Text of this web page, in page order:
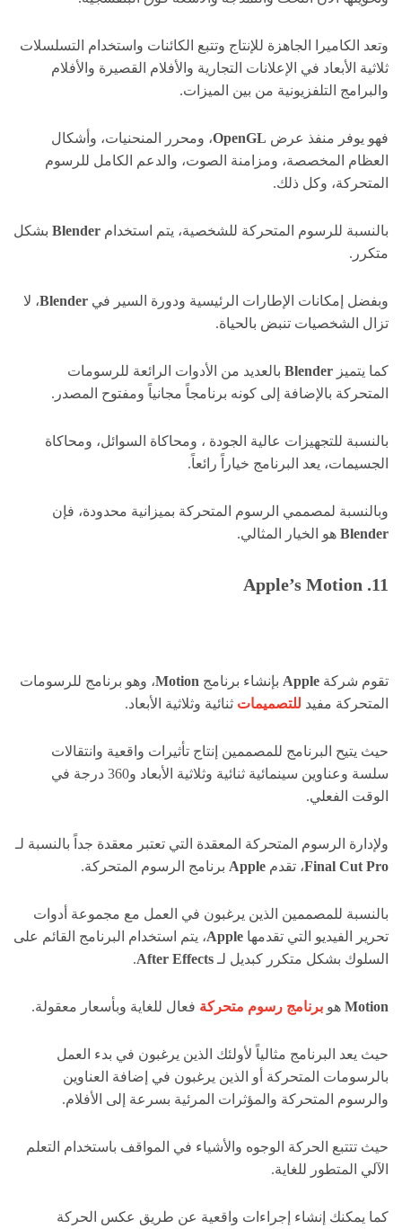
وتعد الكاميرا الجاهزة للإنتاج وتتبع الكائنات واستخدام التسلسلات
ثلاثية الأبعاد في الإعلانات التجارية والأفلام القصيرة والأفلام
والبرامج التلفزيونية من بين الميزات.
فهو يوفر منفذ عرض OpenGL، ومحرر المنحنيات، وأشكال
العظام المخصصة، ومزامنة الصوت، والدعم الكامل للرسوم
المتحركة، وكل ذلك.
بالنسبة للرسوم المتحركة للشخصية، يتم استخدام Blender بشكل
متكرر.
وبفضل إمكانات الإطارات الرئيسية ودورة السير في Blender، لا
تزال الشخصيات تنبض بالحياة.
كما يتميز Blender بالعديد من الأدوات الرائعة للرسومات
المتحركة بالإضافة إلى كونه برنامجاً مجانياً ومفتوح المصدر.
بالنسبة للتجهيزات عالية الجودة ، ومحاكاة السوائل، ومحاكاة
الجسيمات، يعد البرنامج خياراً رائعاً.
وبالنسبة لمصممي الرسوم المتحركة بميزانية محدودة، فإن
Blender هو الخيار المثالي.
11. Apple’s Motion
تقوم شركة Apple بإنشاء برنامج Motion، وهو برنامج للرسومات
المتحركة مفيد للتصميمات ثنائية وثلاثية الأبعاد.
حيث يتيح البرنامج للمصممين إنتاج تأثيرات واقعية وانتقالات
سلسة وعناوين سينمائية ثنائية وثلاثية الأبعاد و360 درجة في
الوقت الفعلي.
ولإدارة الرسوم المتحركة المعقدة التي تعتبر معقدة جداً بالنسبة لـ
Final Cut Pro، تقدم Apple برنامج الرسوم المتحركة.
بالنسبة للمصممين الذين يرغبون في العمل مع مجموعة أدوات
تحرير الفيديو التي تقدمها Apple، يتم استخدام البرنامج القائم على
السلوك بشكل متكرر كبديل لـ After Effects
.
Motion هو برنامج رسوم متحركة فعال للغاية وبأسعار معقولة.
حيث يعد البرنامج مثالياً لأولئك الذين يرغبون في بدء العمل
بالرسومات المتحركة أو الذين يرغبون في إضافة العناوين
والرسوم المتحركة والمؤثرات المرئية بسرعة إلى الأفلام.
حيث تتتبع الحركة الوجوه والأشياء في المواقف باستخدام التعلم
الآلي المتطور للغاية.
كما يمكنك إنشاء إجراءات واقعية عن طريق عكس الحركة